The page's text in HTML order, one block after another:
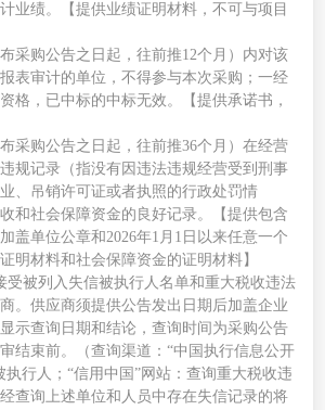
业绩。【提供业绩证明材料 ，不可与项目
布采购公告之日起，往前推12个月）内对该
表审计的单位，不得参与本次采购；一经
格，已中标的中标无效。【提供承诺书，
采购公告之日起，往前推36个月）在经营
规记录 （指没有因违法违规经营受到刑事
、吊销许可证或者执照的行政处罚情
和社会保障资金的良好记录。【提供包含
盖单位公章和2026年1月1日以来任意一个
明材料和社会保障资金的证明材料】
受被列入失信被执行人名单和重大税收违法
。供应商须提供公告发出日期后加盖企业
示查询日期和结论，查询时间为采购公告
结束前。（查询渠道： “中国执行信息公开
执行人；“信用中国”网站：查询重大税收违
查询上述单位和人员中存在失信记录的将